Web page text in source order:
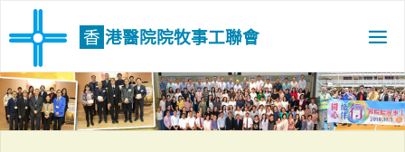
to
香 港醫院院牧事工聯會